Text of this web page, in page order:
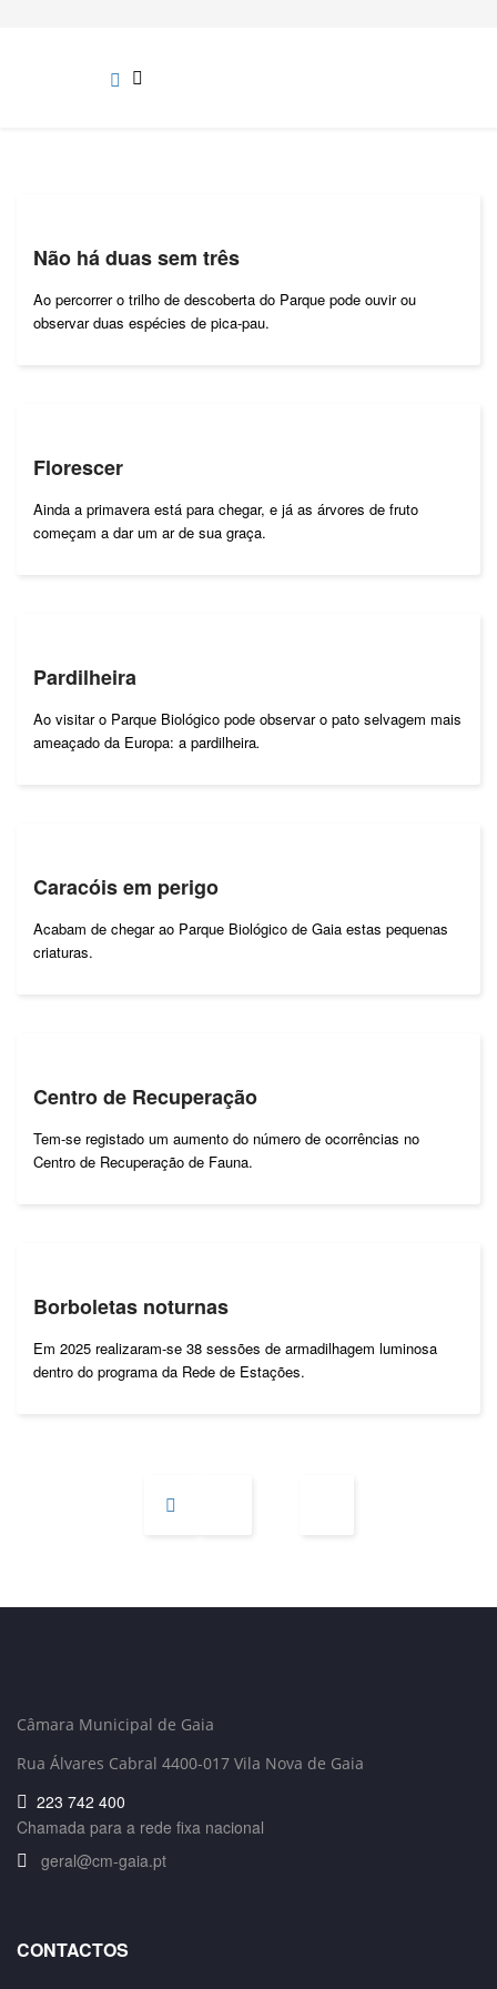
Não há duas sem três
Ao percorrer o trilho de descoberta do Parque pode ouvir ou
observar duas espécies de pica-pau.
Florescer
Ainda a primavera está para chegar, e já as árvores de fruto
começam a dar um ar de sua graça.
Pardilheira
Ao visitar o Parque Biológico pode observar o pato selvagem mais
ameaçado da Europa: a pardilheira.
Caracóis em perigo
Acabam de chegar ao Parque Biológico de Gaia estas pequenas
criaturas.
Centro de Recuperação
Tem-se registado um aumento do número de ocorrências no
Centro de Recuperação de Fauna.
Borboletas noturnas
Em 2025 realizaram-se 38 sessões de armadilhagem luminosa
dentro do programa da Rede de Estações.
Câmara Municipal de Gaia
Rua Álvares Cabral 4400-017 Vila Nova de Gaia
223 742 400
Chamada para a rede fixa nacional
geral@cm-gaia.pt
CONTACTOS